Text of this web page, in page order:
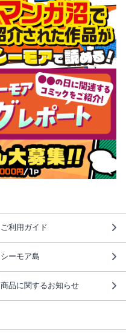
ご利用ガイド
シーモア島
商品に関するお知らせ